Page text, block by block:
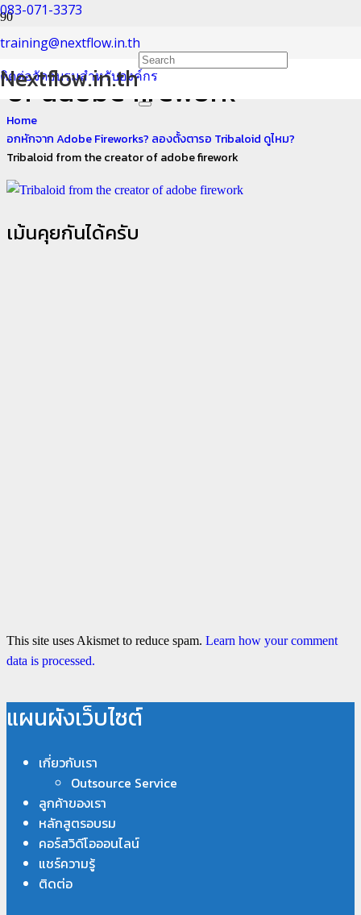
083-071-3373
training@nextflow.in.th
ติดต่อจัดอบรมสำหรับองค์กร
Nextflow.in.th
Tribaloid from the creator
of adobe firework
Home
อกหักจาก Adobe Fireworks? ลองตั้งตารอ Tribaloid ดูไหม?
Tribaloid from the creator of adobe firework
เม้นคุยกันได้ครับ
This site uses Akismet to reduce spam. Learn how your comment
data is processed.
แผนผังเว็บไซต์
เกี่ยวกับเรา
Outsource Service
ลูกค้าของเรา
หลักสูตรอบรม
คอร์สวิดีโอออนไลน์
แชร์ความรู้
ติดต่อ